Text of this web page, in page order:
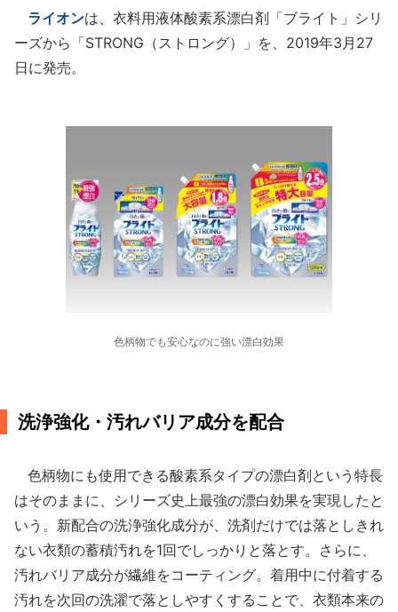
ライオンは、衣料用液体酸素系漂白剤「ブライト」シリ
ーズから「STRONG（ストロング）」を、2019年3月27
日に発売。
色柄物でも安心なのに強い漂白効果
洗浄強化・汚れバリア成分を配合
色柄物にも使用できる酸素系タイプの漂白剤という特長
はそのままに、シリーズ史上最強の漂白効果を実現したと
いう。新配合の洗浄強化成分が、洗剤だけでは落としきれ
ない衣類の蓄積汚れを1回でしっかりと落とす。さらに、
汚れバリア成分が繊維をコーティング。着用中に付着する
汚れを次回の洗濯で落としやすくすることで、衣類本来の